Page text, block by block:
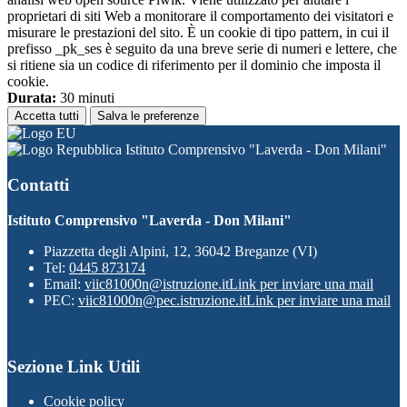
proprietari di siti Web a monitorare il comportamento dei visitatori e
misurare le prestazioni del sito. È un cookie di tipo pattern, in cui il
prefisso _pk_ses è seguito da una breve serie di numeri e lettere, che
si ritiene sia un codice di riferimento per il dominio che imposta il
cookie.
Durata: 30 minuti
Accetta tutti Salva le preferenze
Istituto Comprensivo "Laverda - Don Milani"
Contatti
Istituto Comprensivo "Laverda - Don Milani"
Piazzetta degli Alpini, 12, 36042 Breganze (VI)
Tel: 0445 873174
Email: viic81000n@istruzione.itLink per inviare una mail
PEC: viic81000n@pec.istruzione.itLink per inviare una mail
Sezione Link Utili
Cookie policy